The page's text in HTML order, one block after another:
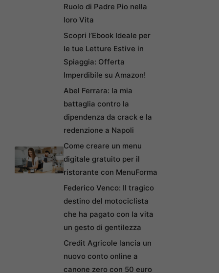
Ruolo di Padre Pio nella
loro Vita
Scopri l’Ebook Ideale per
le tue Letture Estive in
Spiaggia: Offerta
Imperdibile su Amazon!
Abel Ferrara: la mia
battaglia contro la
dipendenza da crack e la
redenzione a Napoli
Come creare un menu
digitale gratuito per il
ristorante con MenuForma
Federico Venco: Il tragico
destino del motociclista
che ha pagato con la vita
un gesto di gentilezza
Credit Agricole lancia un
nuovo conto online a
canone zero con 50 euro